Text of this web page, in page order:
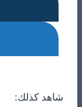
شاهد كذلك: